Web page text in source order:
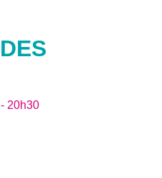
20h30